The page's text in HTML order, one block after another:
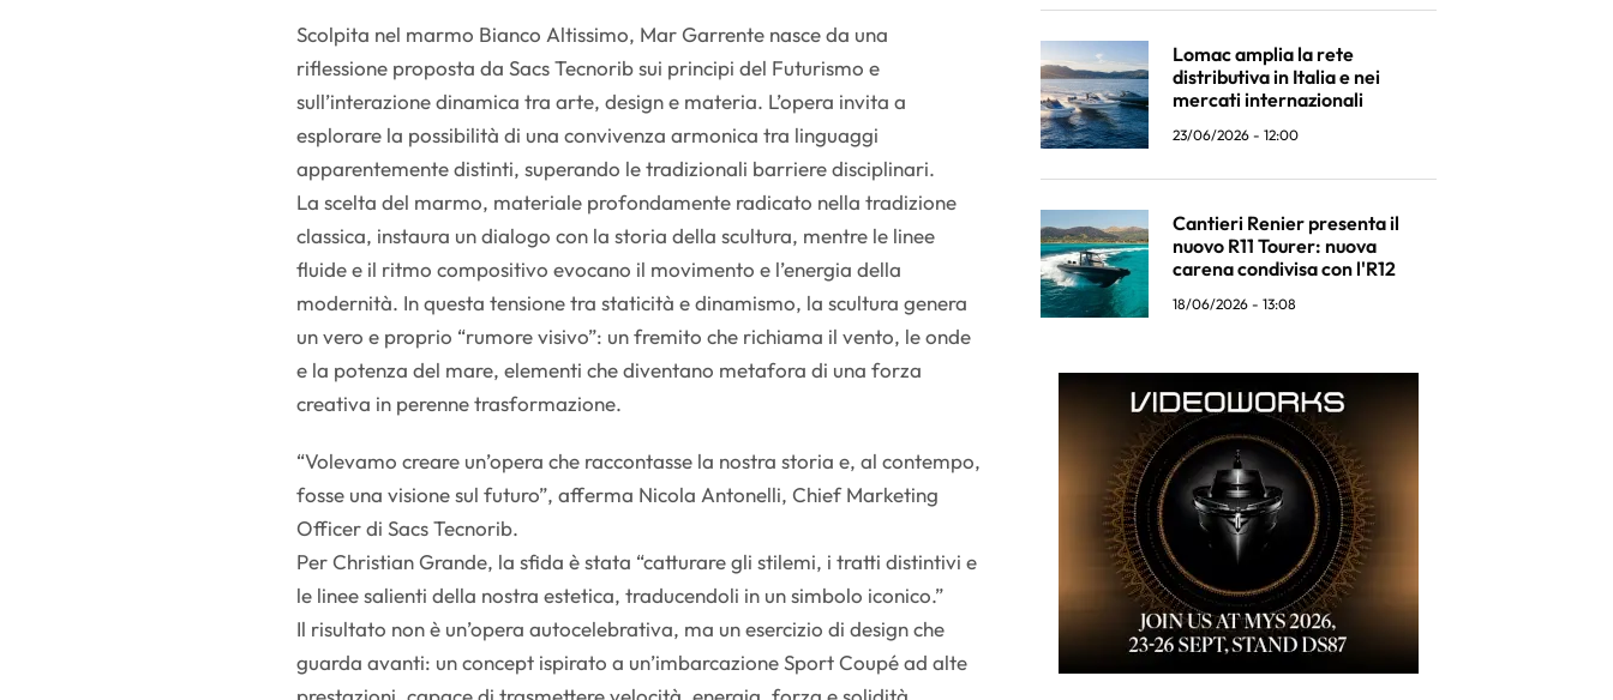
Scolpita nel marmo Bianco Altissimo, Mar Garrente nasce da una
riflessione proposta da Sacs Tecnorib sui principi del Futurismo e
sull’interazione dinamica tra arte, design e materia. L’opera invita a
esplorare la possibilità di una convivenza armonica tra linguaggi
apparentemente distinti, superando le tradizionali barriere disciplinari.
La scelta del marmo, materiale profondamente radicato nella tradizione
classica, instaura un dialogo con la storia della scultura, mentre le linee
fluide e il ritmo compositivo evocano il movimento e l’energia della
modernità. In questa tensione tra staticità e dinamismo, la scultura genera
un vero e proprio “rumore visivo”: un fremito che richiama il vento, le onde
e la potenza del mare, elementi che diventano metafora di una forza
creativa in perenne trasformazione.
“Volevamo creare un’opera che raccontasse la nostra storia e, al contempo,
fosse una visione sul futuro”, afferma Nicola Antonelli, Chief Marketing
Officer di Sacs Tecnorib.
Per Christian Grande, la sfida è stata “catturare gli stilemi, i tratti distintivi e
le linee salienti della nostra estetica, traducendoli in un simbolo iconico.”
Il risultato non è un’opera autocelebrativa, ma un esercizio di design che
guarda avanti: un concept ispirato a un’imbarcazione Sport Coupé ad alte
Lomac amplia la rete
distributiva in Italia e nei
mercati internazionali
23/06/2026 - 12:00
Cantieri Renier presenta il
nuovo R11 Tourer: nuova
carena condivisa con l'R12
18/06/2026 - 13:08